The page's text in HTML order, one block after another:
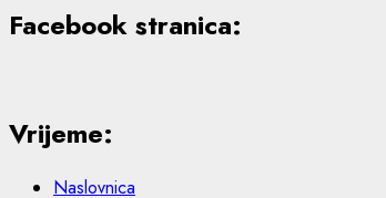
Facebook stranica:
Vrijeme:
Naslovnica